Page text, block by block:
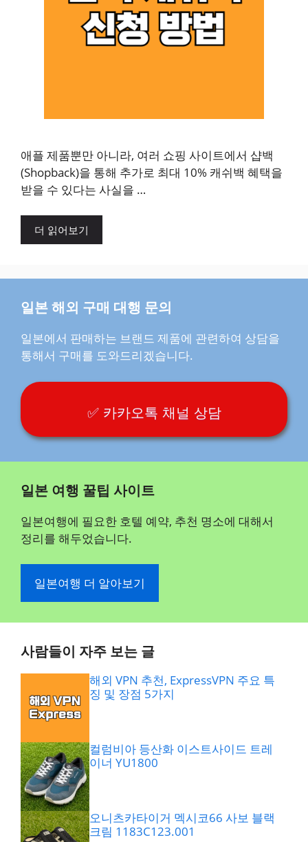
애플 제품뿐만 아니라, 여러 쇼핑 사이트에서 샵백
(Shopback)을 통해 추가로 최대 10% 캐쉬백 혜택을
받을 수 있다는 사실을 …
더 읽어보기
일본 해외 구매 대행 문의
일본에서 판매하는 브랜드 제품에 관련하여 상담을
통해서 구매를 도와드리겠습니다.
✅ 카카오톡 채널 상담
일본 여행 꿀팁 사이트
일본여행에 필요한 호텔 예약, 추천 명소에 대해서
정리를 해두었습니다.
일본여행 더 알아보기
사람들이 자주 보는 글
해외 VPN 추천, ExpressVPN 주요 특
징 및 장점 5가지
컬럼비아 등산화 이스트사이드 트레
이너 YU1800
오니츠카타이거 멕시코66 사보 블랙
크림 1183C123.001